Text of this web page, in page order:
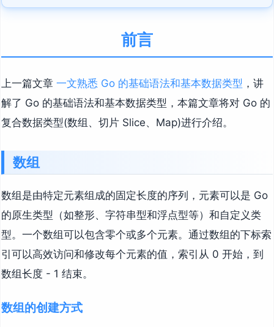
前言
上一篇文章 一文熟悉 Go 的基础语法和基本数据类型 ，讲
解了 Go 的基础语法和基本数据类型，本篇文章将对 Go 的
复合数据类型(数组、切片 Slice、Map)进行介绍。
数组
数组是由特定元素组成的固定长度的序列，元素可以是 Go
的原生类型（如整形、字符串型和浮点型等）和自定义类
型。一个数组可以包含零个或多个元素。通过数组的下标索
引可以高效访问和修改每个元素的值，索引从 0 开始，到
数组长度 - 1 结束。
数组的创建方式